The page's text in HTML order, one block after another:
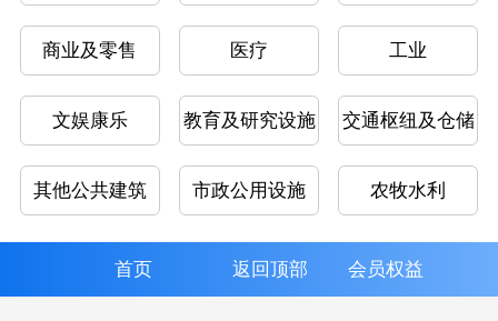
商业及零售 医疗 工业
文娱康乐 教育及研究设施 交通枢纽及仓储
其他公共建筑 市政公用设施 农牧水利
首页 返回顶部 会员权益